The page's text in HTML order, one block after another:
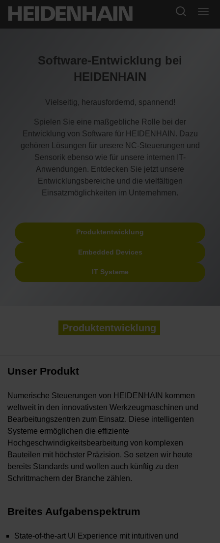
Software-Entwicklung bei
HEIDENHAIN
Vielseitig, herausfordernd, spannend!
Spielen Sie eine maßgebliche Rolle bei der
Entwicklung von Software für HEIDENHAIN. Dazu
gehören Lösungen für unsere NC-Steuerungen und
Sensorik ebenso wie für unsere internen IT-
Anwendungen. Entdecken Sie jetzt unsere
Entwicklungsbereiche und die vielfältigen
Einsatzmöglichkeiten im Unternehmen.
Produktentwicklung
Embedded Devices
IT Systeme
Produktentwicklung
Unser Produkt
Numerische Steuerungen von HEIDENHAIN kommen
weltweit in den innovativsten Werkzeugmaschinen und
Bearbeitungszentren zum Einsatz. Diese intelligenten
Systeme ermöglichen die effiziente
Hochgeschwindigkeitsbearbeitung von komplexen
Bauteilen mit höchster Präzision. So setzen wir heute
bereits Standards und wollen auch künftig zu den
Schrittmachern der Branche zählen.
Breites Aufgabenspektrum
State-of-the-art UI Experience mit intuitiven und